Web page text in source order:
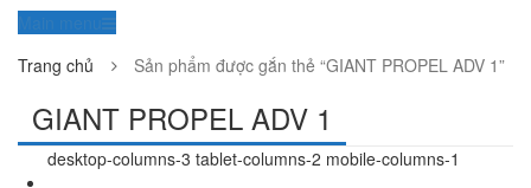
Trang chủ
Sản phẩm được gắn thẻ “GIANT PROPEL ADV 1”
GIANT PROPEL ADV 1
desktop-columns-3 tablet-columns-2 mobile-columns-1